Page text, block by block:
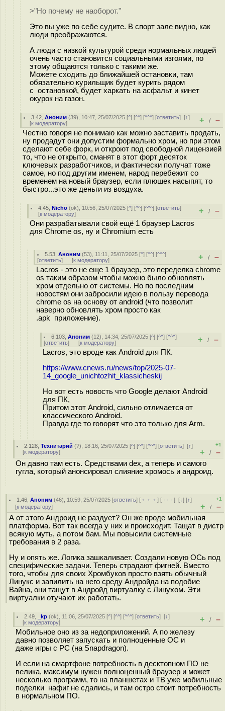
>"Но почему не наоборот."
Это вы уже по себе судите. В спорт зале видно, как
люди преображаются.
А люди с низкой культурой среди нормальных людей
очень часто становится социальными изгоями, по
этому общаются только с такими же.
Можете сходить до ближайшей остановки, там
обязательно курильщик будет курить рядом
с остановкой, будет харкать на асфальт и кинет
окурок на газон.
3.42 ,Аноним (39), 10:47, 25/07/2025 [^] [^^] [^^^] [ответить][↑]
[к модератору] + / –
Честно говоря не понимаю как можно заставить продать,
ну продадут они допустим формально хром, но при этом
сделают себе форк, и откроют под свободной лицензией
то, что не открыто, сманят в этот форт десяток
ключевых разработчиков, и фактически получат тоже
самое, но под другим именем, народ перебежит со
временем на новый браузер, если плюшек насыпят, то
быстро...это же деньги из воздуха.
4.45 ,Nicho (ok), 10:56, 25/07/2025 [^] [^^] [^^^] [ответить]
[к модератору] + / –
Они разрабатывали свой ещё 1 браузер Lacros
для Chrome os, ну и Chromium есть
5.53 ,Аноним (53), 11:11, 25/07/2025 [^] [^^] [^^^]
[ответить] [к модератору] + / –
Lacros - это не еще 1 браузер, это переделка chrome
os таким образом чтобы можно было обновлять
хром отдельно от системы. Но по последним
новостям они забросили идею в пользу перевода
chrome os на основу от android (что позволит
наверно обновлять хром просто как
.apk приложение).
6.103 ,Аноним (12), 14:34, 25/07/2025 [^] [^^] [^^^]
[ответить] [к модератору] + / –
Lacros, это вроде как Android для ПК.
https://www.cnews.ru/news/top/2025-07-
14_google_unichtozhit_klassicheskij
Но вот есть новость что Google делают Android
для ПК,
Притом этот Android, сильно отличается от
классического Android.
Правда где то говорят что это только для Arm.
2.128 ,Технитарий (?), 18:16, 25/07/2025 [^] [^^] [^^^] [ответить][↑]
[к модератору]
+1
+ / –
Он давно там есть. Средствами dex, а теперь и самого
гугла, который анонсировал слияние хромось и андроид.
1.46 ,Аноним (46), 10:59, 25/07/2025 [ответить] [ ﹢﹢﹢] [ · · ·][↓] [↑]
[к модератору]
+1
+ / –
А от этого Андроид не раздует? Он же вроде мобильная
платформа. Вот так всегда у них и происходит. Тащат в дистр
всякую муть, а потом бам. Мы повысили системные
требования в 2 раза.
Ну и опять же. Логика зашкаливает. Создали новую ОСь под
специфические задачи. Теперь страдают фигней. Вместо
того, чтобы для своих Хромбуков просто взять обычный
Линукс и запилить на него среду Андройда на подобие
Вайна, они тащут в Андройд виртуалку с Линухом. Эти
виртуалки отучают их работать.
2.49 _kp (ok), 11:06, 25/07/2025 [^] [^^] [^^^] [ответить][↓]
[к модератору] + / –
Мобильное оно из за недоприложений. А по железу
давно позволяет запускать и полноценные ОС и
даже игры с PC (на Snapdragon).
И если на смартфоне потребность в десктопном ПО не
велика, максимум нужен полноценный браузер и может
несколько программ, то на планшетах и ТВ уже мобильные
поделки нафиг не сдались, и там остро стоит потребность
в нормальном ПО.